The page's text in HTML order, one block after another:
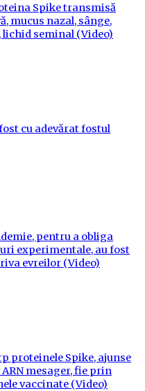
Spike transmisă
mucus nazal, sânge,
lichid seminal (Video)
cu adevărat fostul
pentru a obliga
experimentale, au fost
evreilor (Video)
proteinele Spike, ajunse
mesager, fie prin
vaccinate (Video)